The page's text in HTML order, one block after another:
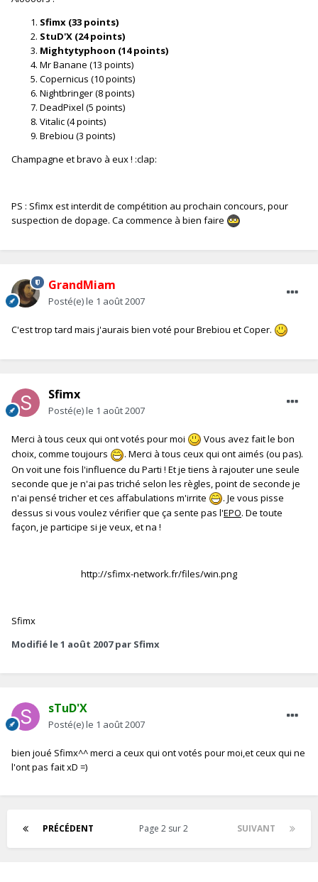
Sfimx (33 points)
StuD'X (24 points)
Mightytyphoon (14 points)
Mr Banane (13 points)
Copernicus (10 points)
Nightbringer (8 points)
DeadPixel (5 points)
Vitalic (4 points)
Brebiou (3 points)
Champagne et bravo à eux ! :clap:
PS : Sfimx est interdit de compétition au prochain concours, pour
suspection de dopage. Ca commence à bien faire
GrandMiam
Posté(e)le 1 août 2007
C'est trop tard mais j'aurais bien voté pour Brebiou et Coper.
Sfimx
Posté(e)le 1 août 2007
Merci à tous ceux qui ont votés pour moi
Vous avez fait le bon
choix, comme toujours
. Merci à tous ceux qui ont aimés (ou pas).
On voit une fois l'influence du Parti ! Et je tiens à rajouter une seule
seconde que je n'ai pas triché selon les règles, point de seconde je
n'ai pensé tricher et ces affabulations m'irrite
. Je vous pisse
dessus si vous voulez vérifier que ça sente pas l'EPO. De toute
façon, je participe si je veux, et na !
http://sfimx-network.fr/files/win.png
Sfimx
Modifié le 1 août 2007par Sfimx
sTuD'X
Posté(e)le 1 août 2007
bien joué Sfimx^^ merci a ceux qui ont votés pour moi,et ceux qui ne
l'ont pas fait xD =)
PRÉCÉDENT SUIVANT
Page 2 sur 2